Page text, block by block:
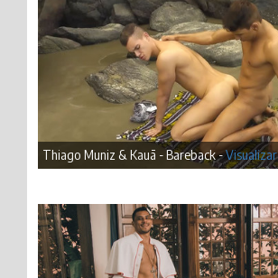
Thiago Muniz & Kauã - Bareback -Visualizar